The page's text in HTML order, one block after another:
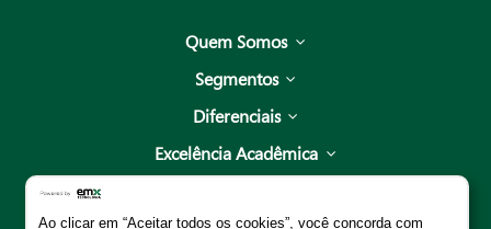
Quem Somos
Segmentos
Diferenciais
Excelência Acadêmica
Ao clicar em “Aceitar todos os cookies”, você concorda com